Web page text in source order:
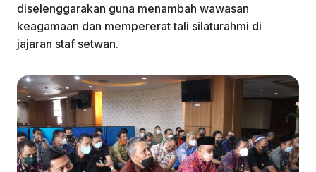
diselenggarakan guna menambah wawasan
keagamaan dan mempererat tali silaturahmi di
jajaran staf setwan.